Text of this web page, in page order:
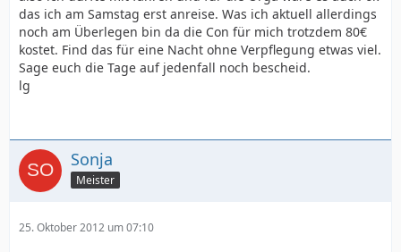
das ich am Samstag erst anreise. Was ich aktuell allerdings
noch am Überlegen bin da die Con für mich trotzdem 80€
kostet. Find das für eine Nacht ohne Verpflegung etwas viel.
Sage euch die Tage auf jedenfall noch bescheid.
lg
Sonja
Meister
25. Oktober 2012 um 07:10